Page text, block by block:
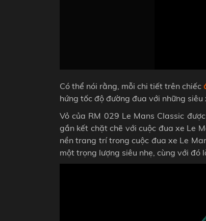
Có thể nói rằng, mỗi chi tiết trên chiếc
hứng tốc độ đường đua với những siêu
Vỏ của RM 029 Le Mans Classic
gắn kết chặt chẽ với cuộc đua xe Le
nền trang trí trong cuộc đua xe Le
một trọng lượng siêu nhẹ, cùng với đó